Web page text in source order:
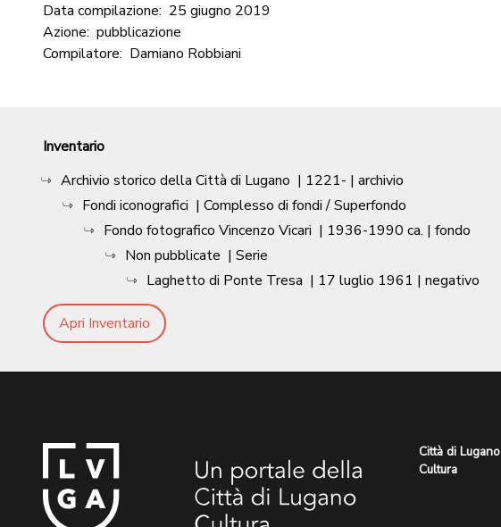
Data compilazione: 25 giugno 2019
Azione: pubblicazione
Compilatore: Damiano Robbiani
Inventario
Archivio storico della Città di Lugano | 1221- | archivio
Fondi iconografici | Complesso di fondi / Superfondo
Fondo fotografico Vincenzo Vicari | 1936-1990 ca. | fondo
Non pubblicate | Serie
Laghetto di Ponte Tresa | 17 luglio 1961 | negativo
Apri Inventario
Città di Lugano
Cultura